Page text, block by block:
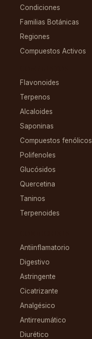
Condiciones
Familias Botánicas
Regiones
Compuestos Activos
Flavonoides
Terpenos
Alcaloides
Saponinas
Compuestos fenólicos
Polifenoles
Glucósidos
Quercetina
Taninos
Terpenoides
Antiinflamatorio
Digestivo
Astringente
Cicatrizante
Analgésico
Antirreumático
Diurético